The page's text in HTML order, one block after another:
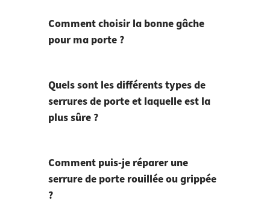
Comment choisir la bonne gâche
pour ma porte ?
Quels sont les différents types de
serrures de porte et laquelle est la
plus sûre ?
Comment puis-je réparer une
serrure de porte rouillée ou grippée
?